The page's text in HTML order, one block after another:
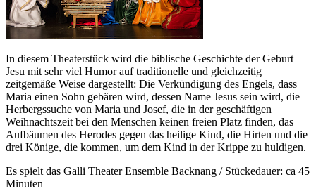
In diesem Theaterstück wird die biblische Geschichte der Geburt
Jesu mit sehr viel Humor auf traditionelle und gleichzeitig
zeitgemäße Weise dargestellt: Die Verkündigung des Engels, dass
Maria einen Sohn gebären wird, dessen Name Jesus sein wird, die
Herbergssuche von Maria und Josef, die in der geschäftigen
Weihnachtszeit bei den Menschen keinen freien Platz finden, das
Aufbäumen des Herodes gegen das heilige Kind, die Hirten und die
drei Könige, die kommen, um dem Kind in der Krippe zu huldigen.
Es spielt das Galli Theater Ensemble Backnang / Stückedauer: ca 45
Minuten